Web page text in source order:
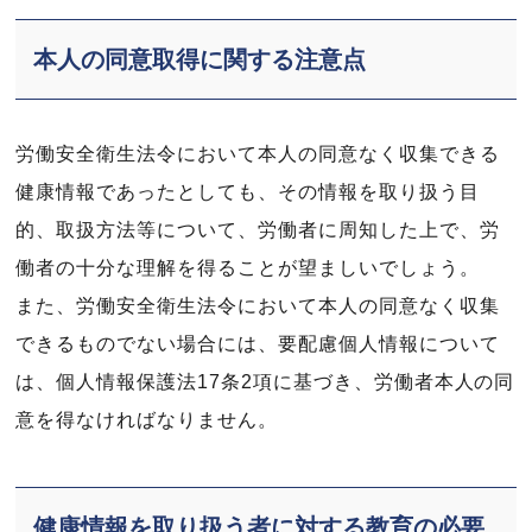
本人の同意取得に関する注意点
労働安全衛生法令において本人の同意なく収集できる
健康情報であったとしても、その情報を取り扱う目
的、取扱方法等について、労働者に周知した上で、労
働者の十分な理解を得ることが望ましいでしょう。
また、労働安全衛生法令において本人の同意なく収集
できるものでない場合には、要配慮個人情報について
は、個人情報保護法17条2項に基づき、労働者本人の同
意を得なければなりません。